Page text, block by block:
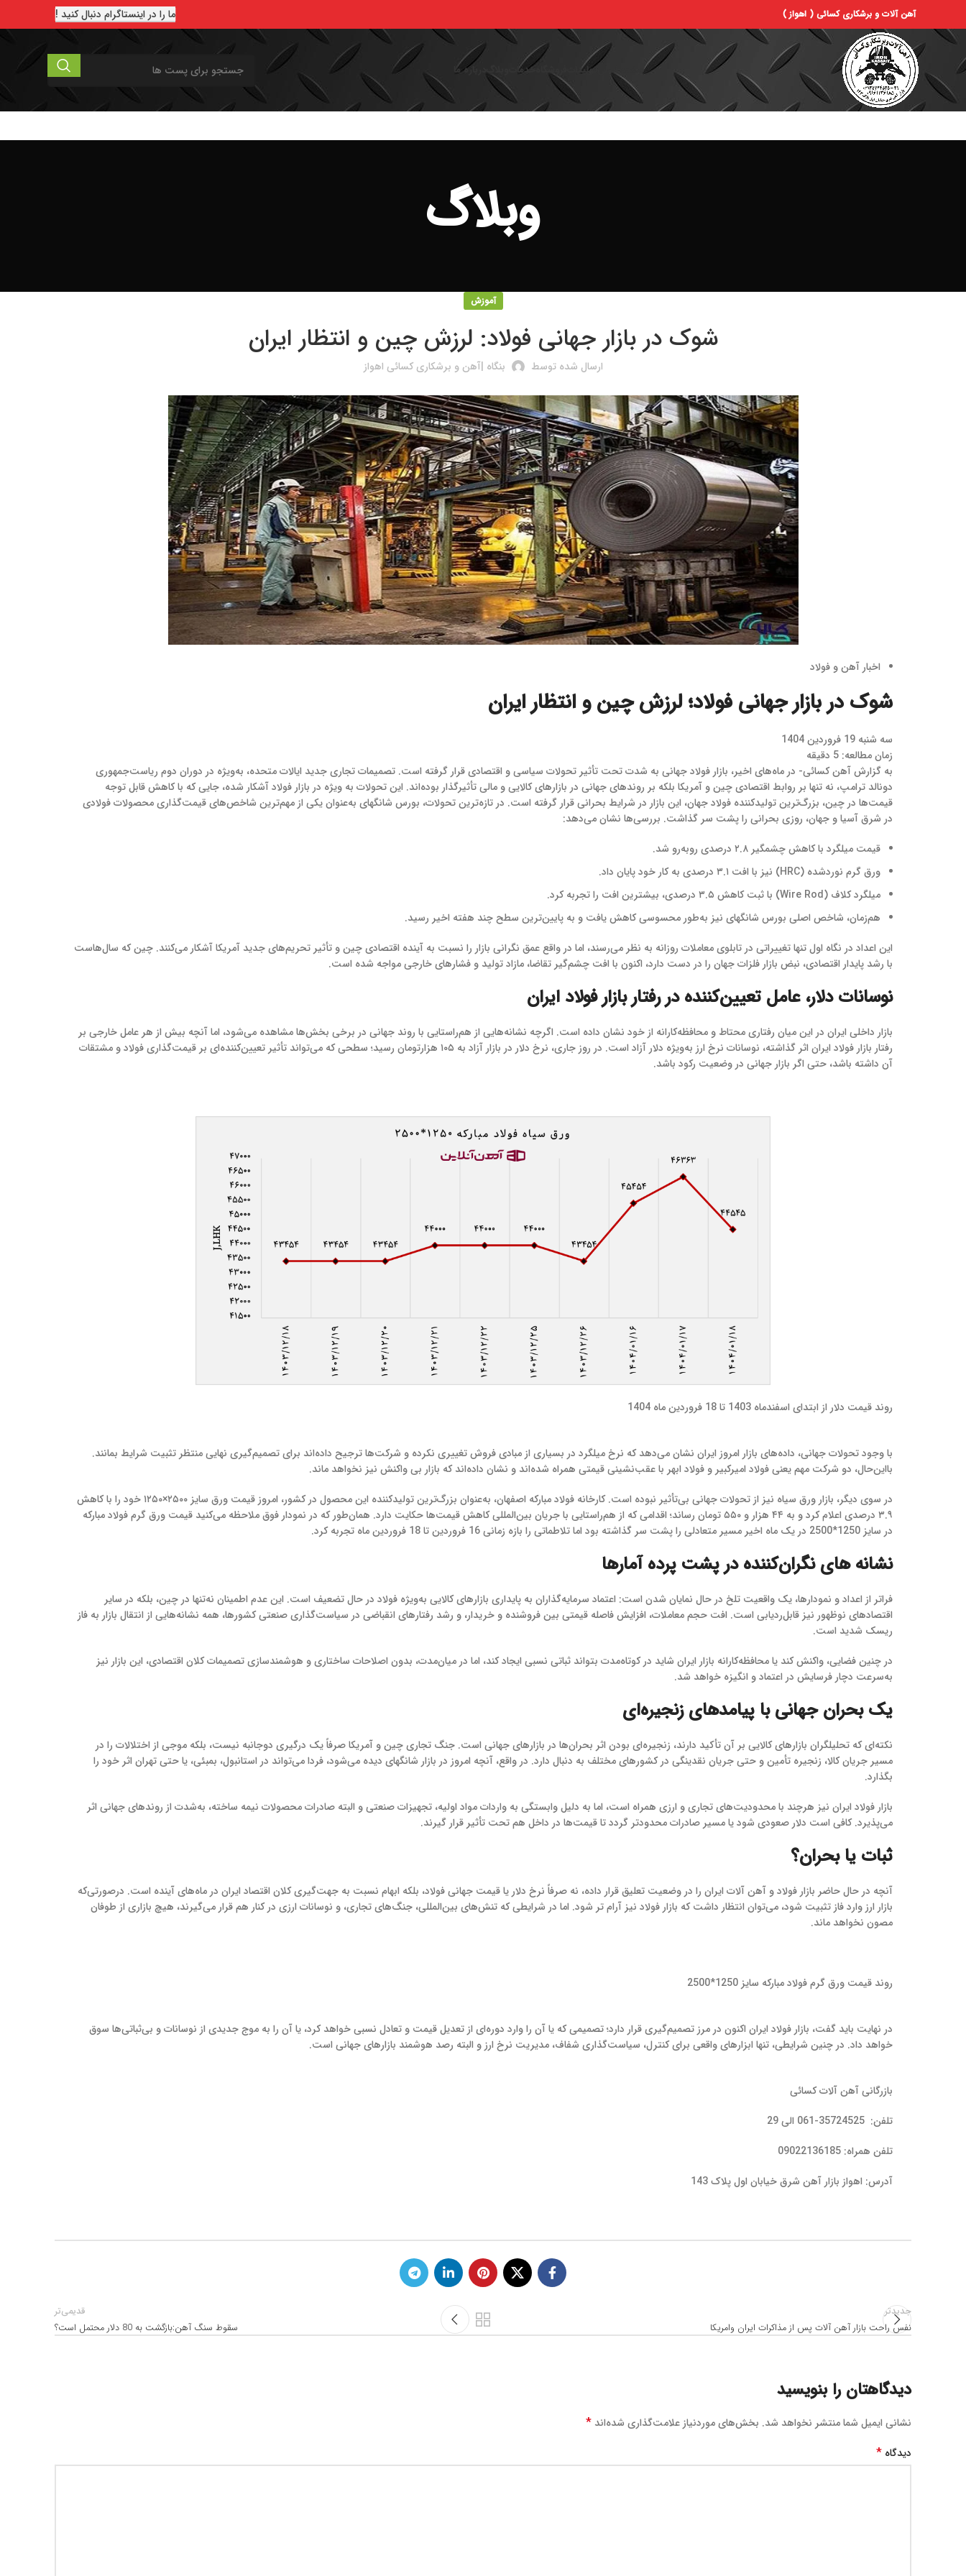
آهن آلات و برشکاری کسائی ( اهواز ) ما را در اینستاگرام دنبال کنید !
صفحه اصلی تولیدات خدمات وبلاگ درباره ما
وبلاگ
آموزش
شوک در بازار جهانی فولاد: لرزش چین و انتظار ایران
ارسال شده توسط بنگاه |آهن و برشکاری کسائی اهواز
اخبار آهن و فولاد
شوک در بازار جهانی فولاد؛ لرزش چین و انتظار ایران
سه شنبه 19 فروردین 1404
زمان مطالعه: 5 دقیقه
به گزارش آهن کسائی- در ماه‌های اخیر، بازار فولاد جهانی به شدت تحت تأثیر تحولات سیاسی و اقتصادی قرار گرفته است. تصمیمات تجاری جدید ایالات متحده، به‌ویژه در دوران دوم ریاست‌جمهوری
دونالد ترامپ، نه تنها بر روابط اقتصادی چین و آمریکا بلکه بر روندهای جهانی در بازارهای کالایی و مالی تأثیرگذار بوده‌اند. این تحولات به ویژه در بازار فولاد آشکار شده، جایی که با کاهش قابل توجه
قیمت‌ها در چین، بزرگ‌ترین تولیدکننده فولاد جهان، این بازار در شرایط بحرانی قرار گرفته است. در تازه‌ترین تحولات، بورس شانگهای به‌عنوان یکی از مهم‌ترین شاخص‌های قیمت‌گذاری محصولات فولادی
در شرق آسیا و جهان، روزی بحرانی را پشت سر گذاشت. بررسی‌ها نشان می‌دهد:
قیمت میلگرد با کاهش چشمگیر ۲.۸ درصدی روبه‌رو شد.
ورق گرم نوردشده (HRC) نیز با افت ۳.۱ درصدی به کار خود پایان داد.
میلگرد کلاف (Wire Rod) با ثبت کاهش ۳.۵ درصدی، بیشترین افت را تجربه کرد.
هم‌زمان، شاخص اصلی بورس شانگهای نیز به‌طور محسوسی کاهش یافت و به پایین‌ترین سطح چند هفته اخیر رسید.
این اعداد در نگاه اول تنها تغییراتی در تابلوی معاملات روزانه به نظر می‌رسند، اما در واقع عمق نگرانی بازار را نسبت به آینده اقتصادی چین و تأثیر تحریم‌های جدید آمریکا آشکار می‌کنند. چین که سال‌هاست
با رشد پایدار اقتصادی، نبض بازار فلزات جهان را در دست دارد، اکنون با افت چشم‌گیر تقاضا، مازاد تولید و فشارهای خارجی مواجه شده است.
نوسانات دلار، عامل تعیین‌کننده در رفتار بازار فولاد ایران
بازار داخلی ایران در این میان رفتاری محتاط و محافظه‌کارانه از خود نشان داده است. اگرچه نشانه‌هایی از هم‌راستایی با روند جهانی در برخی بخش‌ها مشاهده می‌شود، اما آنچه بیش از هر عامل خارجی بر
رفتار بازار فولاد ایران اثر گذاشته، نوسانات نرخ ارز به‌ویژه دلار آزاد است. در روز جاری، نرخ دلار در بازار آزاد به ۱۰۵ هزارتومان رسید؛ سطحی که می‌تواند تأثیر تعیین‌کننده‌ای بر قیمت‌گذاری فولاد و مشتقات
آن داشته باشد، حتی اگر بازار جهانی در وضعیت رکود باشد.
روند قیمت دلار از ابتدای اسفندماه 1403 تا 18 فروردین ماه 1404
با وجود تحولات جهانی، داده‌های بازار امروز ایران نشان می‌دهد که نرخ میلگرد در بسیاری از مبادی فروش تغییری نکرده و شرکت‌ها ترجیح داده‌اند برای تصمیم‌گیری نهایی منتظر تثبیت شرایط بمانند.
بااین‌حال، دو شرکت مهم یعنی فولاد امیرکبیر و فولاد ابهر با عقب‌نشینی قیمتی همراه شده‌اند و نشان داده‌اند که بازار بی واکنش نیز نخواهد ماند.
در سوی دیگر، بازار ورق سیاه نیز از تحولات جهانی بی‌تأثیر نبوده است. کارخانه فولاد مبارکه اصفهان، به‌عنوان بزرگ‌ترین تولیدکننده این محصول در کشور، امروز قیمت ورق سایز ۲۵۰۰×۱۲۵۰ خود را با کاهش
۳.۹ درصدی اعلام کرد و به ۴۴ هزار و ۵۵۰ تومان رساند؛ اقدامی که از هم‌راستایی با جریان بین‌المللی کاهش قیمت‌ها حکایت دارد. همان‌طور که در نمودار فوق ملاحظه می‌کنید قیمت ورق گرم فولاد مبارکه
در سایز 1250*2500 در یک ماه اخیر مسیر متعادلی را پشت سر گذاشته بود اما تلاطماتی را بازه زمانی 16 فروردین تا 18 فروردین ماه تجربه کرد.
نشانه‌ های نگران‌کننده در پشت پرده آمارها
فراتر از اعداد و نمودارها، یک واقعیت تلخ در حال نمایان شدن است: اعتماد سرمایه‌گذاران به پایداری بازارهای کالایی به‌ویژه فولاد در حال تضعیف است. این عدم اطمینان نه‌تنها در چین، بلکه در سایر
اقتصادهای نوظهور نیز قابل‌ردیابی است. افت حجم معاملات، افزایش فاصله قیمتی بین فروشنده و خریدار، و رشد رفتارهای انقباضی در سیاست‌گذاری صنعتی کشورها، همه نشانه‌هایی از انتقال بازار به فاز
ریسک شدید است.
در چنین فضایی، واکنش کند یا محافظه‌کارانه بازار ایران شاید در کوتاه‌مدت بتواند ثباتی نسبی ایجاد کند، اما در میان‌مدت، بدون اصلاحات ساختاری و هوشمندسازی تصمیمات کلان اقتصادی، این بازار نیز
به‌سرعت دچار فرسایش در اعتماد و انگیزه خواهد شد.
یک بحران جهانی با پیامدهای زنجیره‌ای
نکته‌ای که تحلیلگران بازارهای کالایی بر آن تأکید دارند، زنجیره‌ای بودن اثر بحران‌ها در بازارهای جهانی است. جنگ تجاری چین و آمریکا صرفاً یک درگیری دوجانبه نیست، بلکه موجی از اختلالات را در
مسیر جریان کالا، زنجیره تأمین و حتی جریان نقدینگی در کشورهای مختلف به دنبال دارد. در واقع، آنچه امروز در بازار شانگهای دیده می‌شود، فردا می‌تواند در استانبول، بمبئی، یا حتی تهران اثر خود را
بگذارد.
بازار فولاد ایران نیز هرچند با محدودیت‌های تجاری و ارزی همراه است، اما به دلیل وابستگی به واردات مواد اولیه، تجهیزات صنعتی و البته صادرات محصولات نیمه ساخته، به‌شدت از روندهای جهانی اثر
می‌پذیرد. کافی است دلار صعودی شود یا مسیر صادرات محدودتر گردد تا قیمت‌ها در داخل هم تحت تأثیر قرار گیرند.
ثبات یا بحران؟
آنچه در حال حاضر بازار فولاد و آهن آلات ایران را در وضعیت تعلیق قرار داده، نه صرفاً نرخ دلار یا قیمت جهانی فولاد، بلکه ابهام نسبت به جهت‌گیری کلان اقتصاد ایران در ماه‌های آینده است. درصورتی‌که
بازار ارز وارد فاز تثبیت شود، می‌توان انتظار داشت که بازار فولاد نیز آرام تر شود. اما در شرایطی که تنش‌های بین‌المللی، جنگ‌های تجاری، و نوسانات ارزی در کنار هم قرار می‌گیرند، هیچ بازاری از طوفان
مصون نخواهد ماند.
روند قیمت ورق گرم فولاد مبارکه سایز 1250*2500
در نهایت باید گفت، بازار فولاد ایران اکنون در مرز تصمیم‌گیری قرار دارد؛ تصمیمی که یا آن را وارد دوره‌ای از تعدیل قیمت و تعادل نسبی خواهد کرد، یا آن را به موج جدیدی از نوسانات و بی‌ثباتی‌ها سوق
خواهد داد. در چنین شرایطی، تنها ابزارهای واقعی برای کنترل، سیاست‌گذاری شفاف، مدیریت نرخ ارز و البته رصد هوشمند بازارهای جهانی است.
بازرگانی آهن آلات کسائی
تلفن: 35724525-061 الی 29
تلفن همراه: 09022136185
آدرس: اهواز بازار آهن شرق خیابان اول پلاک 143
جدیدتر
نفس راحت بازار آهن آلات پس از مذاکرات ایران وامریکا
قدیمی‌تر
سقوط سنگ آهن:بازگشت به 80 دلار محتمل است؟
دیدگاهتان را بنویسید
نشانی ایمیل شما منتشر نخواهد شد. بخش‌های موردنیاز علامت‌گذاری شده‌اند *
دیدگاه *